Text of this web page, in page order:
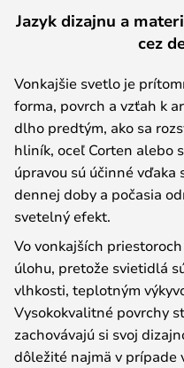
Jazyk dizajnu a
cez
Vonkajšie svetlo je
forma, povrch a vzťah k
dlho predtým, ako sa
hliník, oceľ Corten alebo
úpravou sú účinné vďaka
dennej doby a počasia
svetelný efekt.
Vo vonkajších
úlohu, pretože svietidlá
vlhkosti, teplotným
Vysokokvalitné povrchy
zachovávajú si svoj
dôležité najmä v